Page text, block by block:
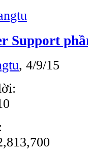
Support
, 4/9/15